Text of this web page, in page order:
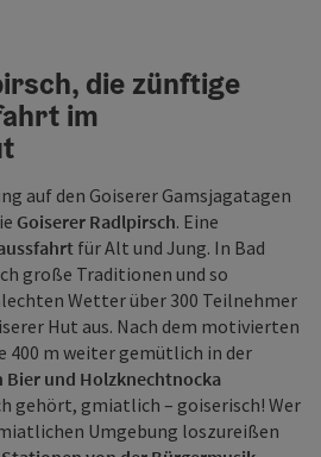
die zünftige
im
auf den Goiserer Gamsjagatagen
Goiserer Radlpirsch. Eine
für Alt und Jung. In Bad
große Traditionen und so
Wetter über 300 Teilnehmer
Hut aus. Nach dem motivierten
400 m weiter gemütlich in der
und Holzknechtnocka
gehört, gmiatlich – goiserisch! Wer
Umgebung loszureißen